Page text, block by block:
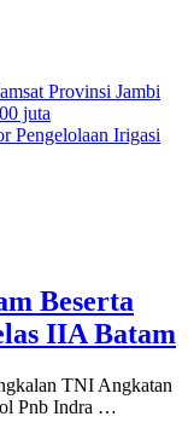
Provinsi Jambi
juta
Pengelolaan Irigasi
Beserta
IIA Batam
TNI Angkatan
Pnb Indra …